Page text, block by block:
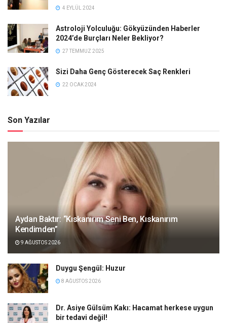
4 EYLÜL 2024
Astroloji Yolculuğu: Gökyüzünden Haberler
2024’de Burçları Neler Bekliyor?
27 TEMMUZ 2025
Sizi Daha Genç Gösterecek Saç Renkleri
22 OCAK 2024
Son Yazılar
Aydan Baktır: “Kıskanırım Seni Ben, Kıskanırım
Kendimden”
9 AĞUSTOS 2026
Duygu Şengül: Huzur
8 AĞUSTOS 2026
Dr. Asiye Gülsüm Kakı: Hacamat herkese uygun
bir tedavi değil!